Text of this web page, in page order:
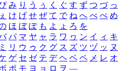
み り う ぅ く ぐ す ず つ づ っ
ぇ け げ せ ぜ て で ね へ べ ぺ め
ほ ぼ ぽ も よ ょ ろ を
パ マ ヤ ャ ラ ワ ヮ ン イ ィ キ
ミ リ ウ ゥ ク グ ス ズ ツ ヅ ッ ヌ
ゲ セ ゼ テ デ ヘ ベ ペ メ レ オ
ポ モ ヨ ョ ロ ヲ ―